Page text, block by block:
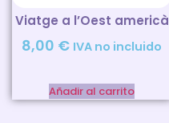
Viatge a l’Oest americà
8,00 € IVA no incluido
Añadir al carrito